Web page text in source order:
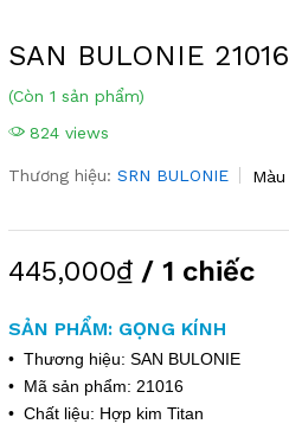
SAN BULONIE 21016
(Còn 1 sản phẩm)
824 views
Thương hiệu: SRN BULONIE Màu
445,000₫/ 1 chiếc
SẢN PHẨM: GỌNG KÍNH
• Thương hiệu: SAN BULONIE
• Mã sản phẩm: 21016
• Chất liệu: Hợp kim Titan